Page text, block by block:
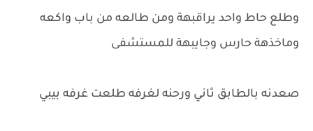
وطلع حاط واحد يراقبهة ومن طالعه من باب واكعه
وماخذهة حارس وجايبهة للمستشفى
صعدنه بالطابق ثاني ورحنه لغرفه طلعت غرفه بيبي